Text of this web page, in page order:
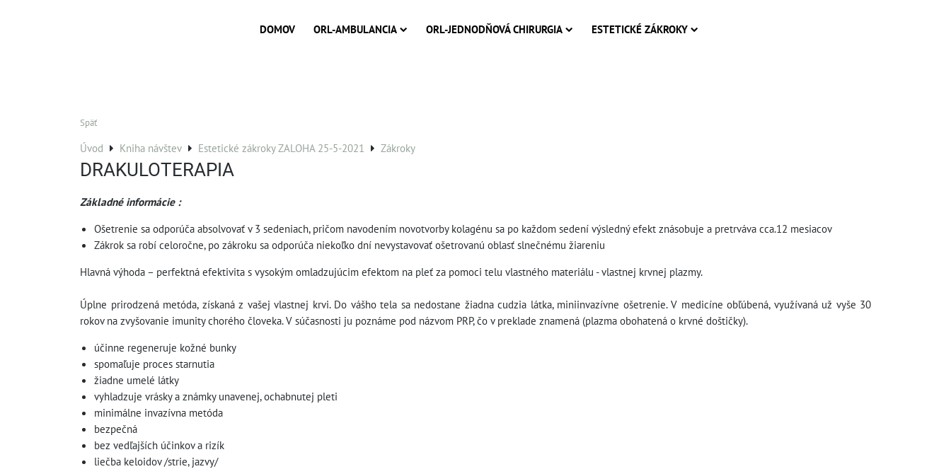
DOMOV ORL-AMBULANCIA ORL-JEDNODŇOVÁ CHIRURGIA ESTETICKÉ ZÁKROKY
Späť
Úvod Kniha návštev Estetické zákroky ZALOHA 25-5-2021 Zákroky
DRAKULOTERAPIA
Základné informácie :
Ošetrenie sa odporúča absolvovať v 3 sedeniach, pričom navodením novotvorby kolagénu sa po každom sedení výsledný efekt znásobuje a pretrváva cca.12 mesiacov
Zákrok sa robí celoročne, po zákroku sa odporúča niekoľko dní nevystavovať ošetrovanú oblasť slnečnému žiareniu
Hlavná výhoda – perfektná efektivita s vysokým omladzujúcim efektom na pleť za pomoci telu vlastného materiálu - vlastnej krvnej plazmy.
Úplne prirodzená metóda, získaná z vašej vlastnej krvi. Do vášho tela sa nedostane žiadna cudzia látka, miniinvazívne ošetrenie. V medicíne obľúbená, využívaná už vyše 30
rokov na zvyšovanie imunity chorého človeka. V súčasnosti ju poznáme pod názvom PRP, čo v preklade znamená (plazma obohatená o krvné doštičky).
účinne regeneruje kožné bunky
spomaľuje proces starnutia
žiadne umelé látky
vyhladzuje vrásky a známky unavenej, ochabnutej pleti
minimálne invazívna metóda
bezpečná
bez vedľajších účinkov a rizík
liečba keloidov /strie, jazvy/